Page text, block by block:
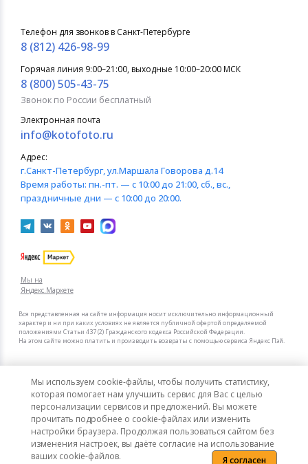
Мы используем cookie-файлы, чтобы получить статистику,
которая помогает нам улучшить сервис для Вас с целью
персонализации сервисов и предложений. Вы можете
прочитать подробнее о cookie-файлах или изменить
настройки браузера. Продолжая пользоваться сайтом без
изменения настроек, вы даёте согласие на использование
ваших cookie-файлов.
Я согласен
Мы на
Яндекс.Маркете
Телефон для звонков в Санкт-Петербурге
8 (812) 426-98-99
Горячая линия 9:00–21:00, выходные 10:00–20:00 МСК
8 (800) 505-43-75
Звонок по России бесплатный
Электронная почта
info@kotofoto.ru
Адрес:
г.Санкт-Петербург, ул.Маршала Говорова д.14
Время работы: пн.-пт. — с 10:00 до 21:00, сб., вс.,
праздничные дни — с 10:00 до 20:00.
Вся представленная на сайте информация носит исключительно информационный
характер и ни при каких условиях не является публичной офертой определяемой
положениями Статьи 437 (2) Гражданского кодекса Российской Федерации.
На этом сайте можно платить и производить возвраты с помощью сервиса Яндекс Пэй.
Мы в других городах
Санкт-Петербург
Москва
Интернет-гипермаркет актуальных товаров «КотоФото»
© 2008–2026. Все цены указаны в рублях РФ.
Политика конфиденциальности Сообщить об ошибке